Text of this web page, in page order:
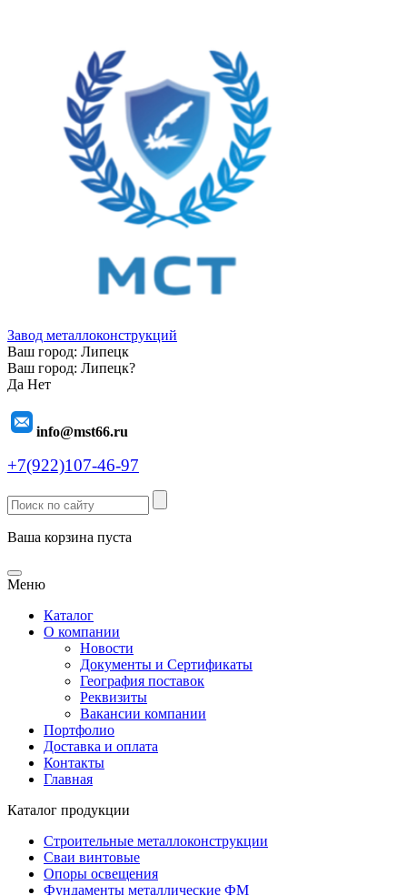
Завод металлоконструкций
Ваш город: Липецк
Ваш город: Липецк?
Да Нет
info@mst66.ru
+7(922)107-46-97
Ваша корзина пуста
Меню
Каталог
О компании
Новости
Документы и Сертификаты
География поставок
Реквизиты
Вакансии компании
Портфолио
Доставка и оплата
Контакты
Главная
Каталог продукции
Строительные металлоконструкции
Сваи винтовые
Опоры освещения
Фундаменты металлические ФМ